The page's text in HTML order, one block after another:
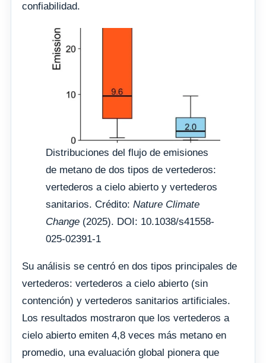
confiabilidad.
Distribuciones del flujo de emisiones
de metano de dos tipos de vertederos:
vertederos a cielo abierto y vertederos
sanitarios. Crédito: Nature Climate
Change (2025). DOI: 10.1038/s41558-
025-02391-1
Su análisis se centró en dos tipos principales de
vertederos: vertederos a cielo abierto (sin
contención) y vertederos sanitarios artificiales.
Los resultados mostraron que los vertederos a
cielo abierto emiten 4,8 veces más metano en
promedio, una evaluación global pionera que